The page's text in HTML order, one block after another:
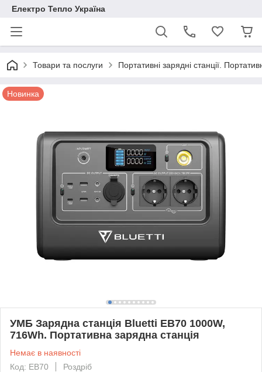
Електро Тепло Україна
Товари та послуги Портативні зарядні станції.
Новинка
УМБ Зарядна станція Bluetti EB70 1000W,
716Wh. Портативна зарядна станція
Немає в наявності
Код: EB70
Роздріб